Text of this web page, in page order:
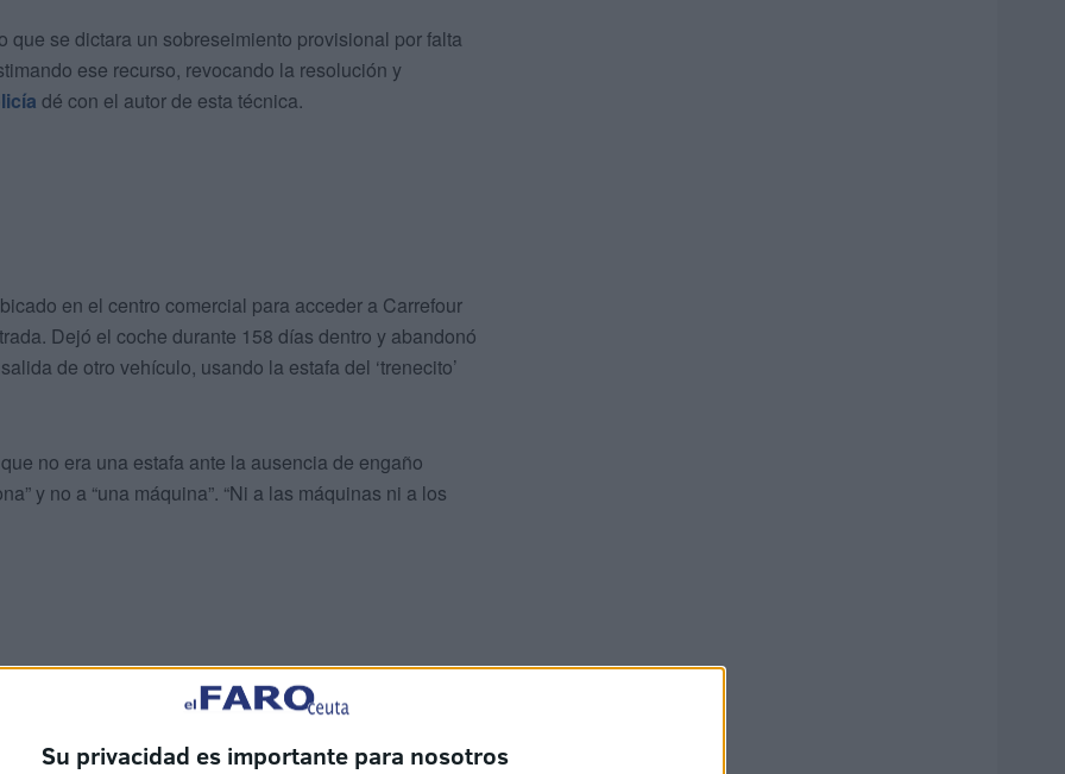
Su privacidad es importante para nosotros
se dictara un sobreseimiento provisional por falta
ese recurso, revocando la resolución y
dé con el autor de esta técnica.
en el centro comercial para acceder a Carrefour
Dejó el coche durante 158 días dentro y abandonó
de otro vehículo, usando la estafa del ‘trenecito’
no era una estafa ante la ausencia de engaño
y no a “una máquina”. “Ni a las máquinas ni a los